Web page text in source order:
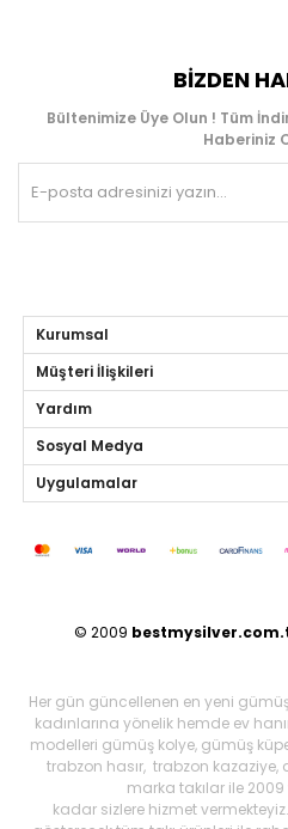
BIZDEN
Bültenimize Üye Olun ! Tüm
Haberiniz
Kurumsal
Müşteri İlişkileri
Yardım
Sosyal Medya
Uygulamalar
© 2009
Her gün güncellenen en yeni
kadınlarına yönelik hemde ev
modelleri gümüş kolye, gümüş
trabzon hasır, trabzon kazaziye,
marka takılar ile
kadar sizlere hizmet